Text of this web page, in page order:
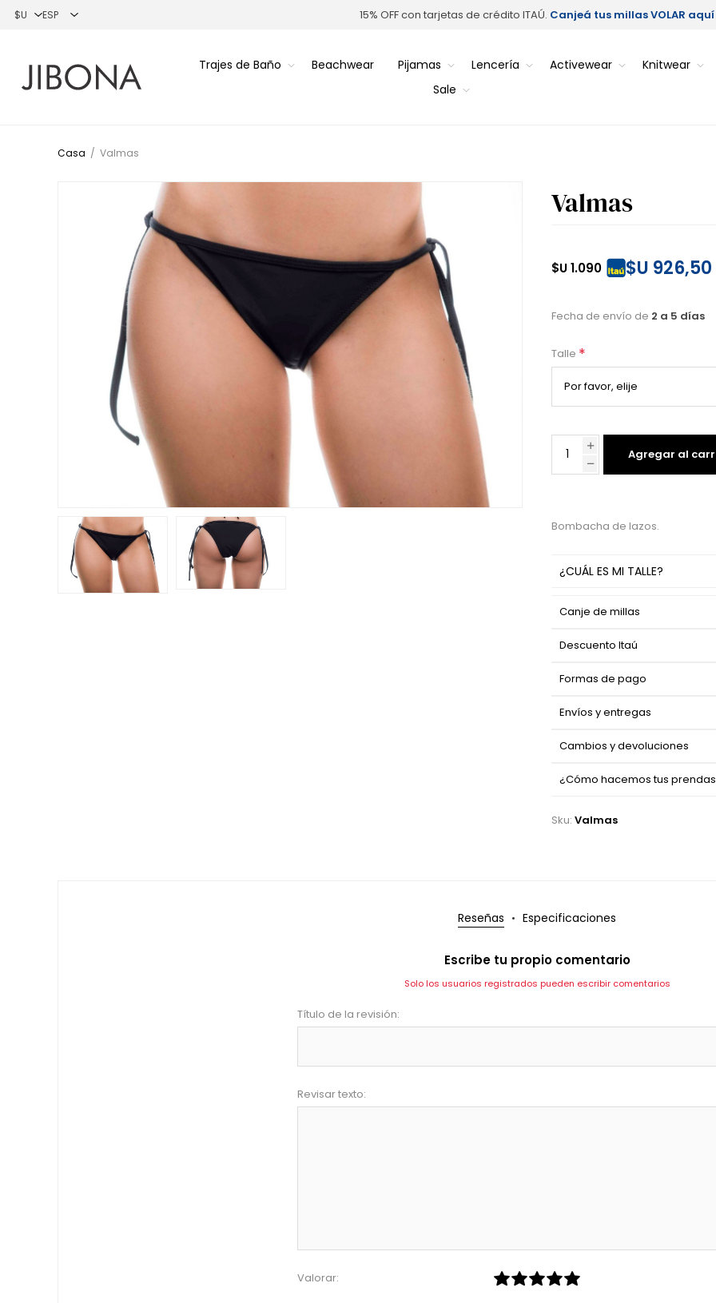
15% OFF con tarjetas de crédito ITAÚ. Canjeá tus millas VOLAR aquí
Trajes de Baño Beachwear Pijamas Lencería Activewear
Knitwear
Sale
Casa / Valmas
Valmas
$U 1.090 $U 926,50
Fecha de envío de 2 a 5 días
Talle *
Agregar al
Bombacha de lazos.
¿CUÁL ES MI TALLE?
Canje de millas
Descuento Itaú
Formas de pago
Envíos y entregas
Cambios y devoluciones
¿Cómo hacemos tus
Sku: Valmas
Reseñas Especificaciones
Escribe tu propio comentario
Solo los usuarios registrados pueden escribir comentarios
Título de la revisión:
Revisar texto:
Valorar: